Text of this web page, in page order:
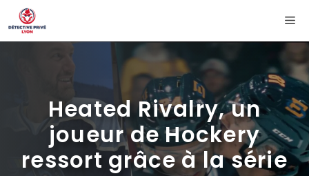
Aller
au
contenu
Heated Rivalry, un
joueur de Hockery
ressort grâce à la série